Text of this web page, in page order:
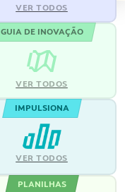
VER TODOS
GUIA DE INOVAÇÃO
VER TODOS
IMPULSIONA
VER TODOS
PLANILHAS